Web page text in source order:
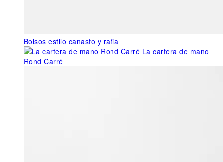
Bolsos estilo canasto y rafia
La cartera de mano
Rond Carré